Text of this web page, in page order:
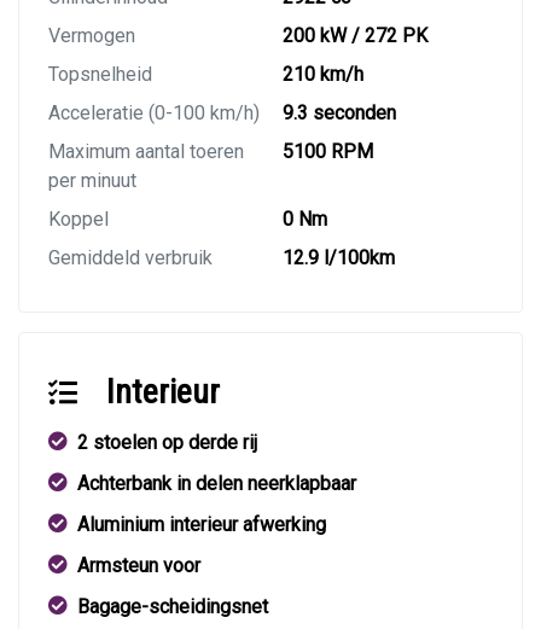
Vermogen
200 kW / 272 PK
Topsnelheid
210 km/h
Acceleratie (0-100 km/h)
9.3 seconden
Maximum aantal toeren
per minuut
5100 RPM
Koppel
0 Nm
Gemiddeld verbruik
12.9 l/100km
Interieur
2 stoelen op derde rij
Achterbank in delen neerklapbaar
Aluminium interieur afwerking
Armsteun voor
Bagage-scheidingsnet